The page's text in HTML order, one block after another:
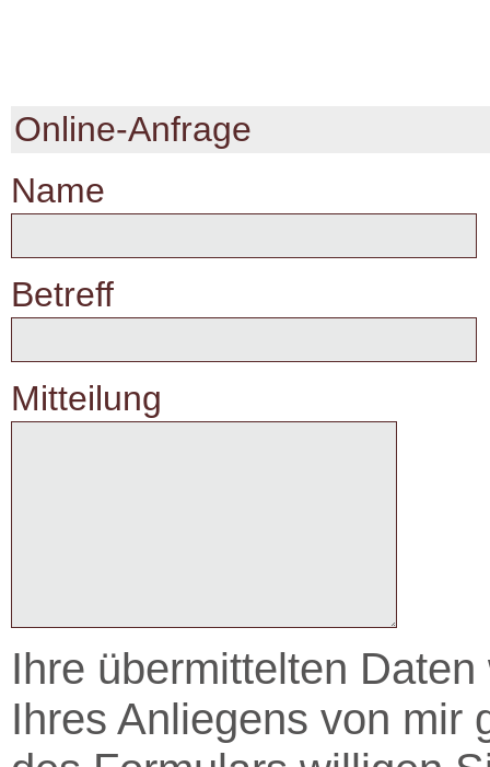
Online-Anfrage
Name
Betreff
Mitteilung
Ihre übermittelten
Ihres Anliegens von mir